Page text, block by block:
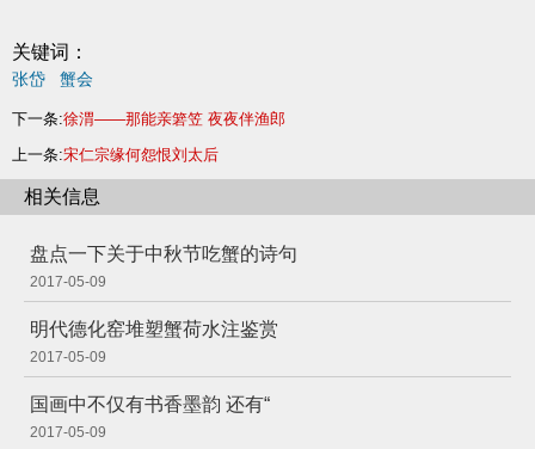
关键词：
张岱 蟹会
下一条:徐渭——那能亲箬笠 夜夜伴渔郎
上一条:宋仁宗缘何怨恨刘太后
相关信息
盘点一下关于中秋节吃蟹的诗句
2017-05-09
明代德化窑堆塑蟹荷水注鉴赏
2017-05-09
国画中不仅有书香墨韵 还有“
2017-05-09